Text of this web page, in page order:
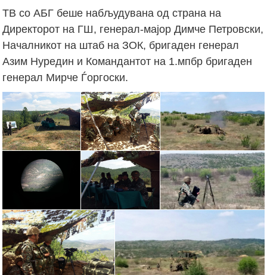
ТВ со АБГ беше набљудувана од страна на
Директорот на ГШ, генерал-мајор Димче Петровски,
Началникот на штаб на ЗОК, бригаден генерал
Азим Нуредин и Командантот на 1.мпбр бригаден
генерал Мирче Ѓоргоски.